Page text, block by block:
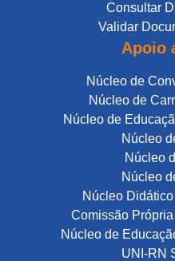
Consultar
Validar
Apoio
Núcleo de
Núcleo de
Núcleo de
Núcleo
Núcleo
Núcleo
Núcleo
Comissão
Núcleo de
UNI-RN